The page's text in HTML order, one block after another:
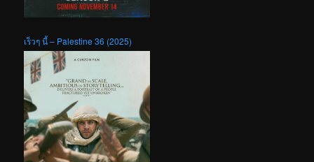
เร็วๆ นี้ – Palestine 36 (2025)